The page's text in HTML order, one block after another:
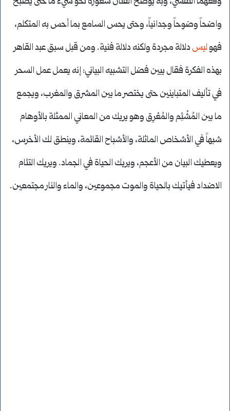
واضحاً وضوحاً وجدانياً، وحتى يحس السامع بما أحس به المتكلم،
فهوليس دلالة مجردة ولكنه دلالة فنية. ومن قبل سبق عبد القاهر
بهذه الفكرة فقال يبين فضل التشبيه البياني: إنه يعمل عمل السحر
في تأليف المتباينين حتى يختصر ما بين المشرق والمغرب، ويجمع
ما بين المُشْئِم والمُعْرِق وهو يريك من المعاني الممثلة بالأوهام
شبهاً في الأشخاص الماثلة، والأشباح القائمة، وينطق لك الأخرس،
ويعطيك البيان من الأعجم، ويريك الحياة في الجماد. ويريك التئام
الاضداد فيأتيك بالحياة والموت مجموعين، والماء والنار مجتمعين.